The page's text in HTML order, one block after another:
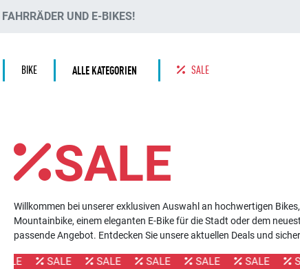
UND E-BIKES!
BIKE ALLE KATEGORIEN SALE
SALE
Willkommen bei unserer exklusiven Auswahl an hochwertigen
Mountainbike, einem eleganten E-Bike für die Stadt oder dem
passende Angebot. Entdecken Sie unsere aktuellen Deals und
SALE SALE SALE SALE SALE SALE